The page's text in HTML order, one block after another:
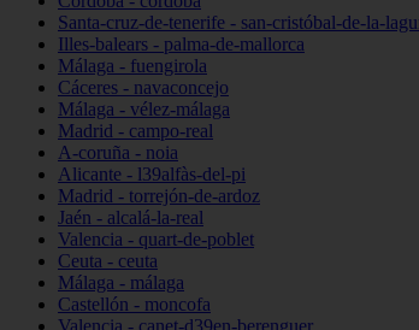
Santa-cruz-de-tenerife - san-cristóbal-de-la-
Illes-balears - palma-de-mallorca
Málaga - fuengirola
Cáceres - navaconcejo
Málaga - vélez-málaga
Madrid - campo-real
A-coruña - noia
Alicante - l39alfàs-del-pi
Madrid - torrejón-de-ardoz
Jaén - alcalá-la-real
Valencia - quart-de-poblet
Ceuta - ceuta
Málaga - málaga
Castellón - moncofa
Valencia - canet-d39en-berenguer